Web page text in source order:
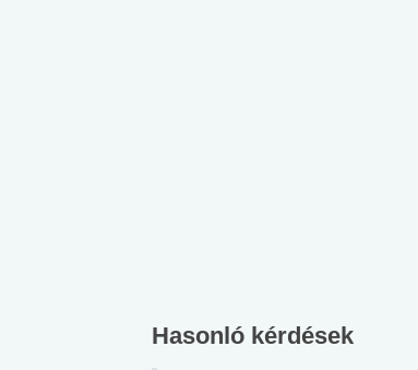
Hasonló kérdések